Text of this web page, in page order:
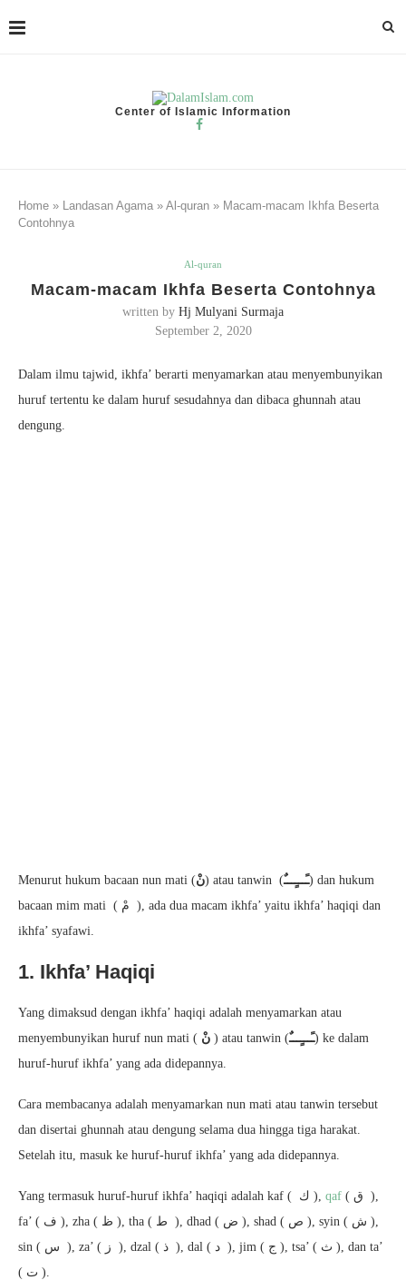
Center of Islamic Information
Home » Landasan Agama » Al-quran » Macam-macam Ikhfa Beserta
Contohnya
Al-quran
Macam-macam Ikhfa Beserta Contohnya
written by Hj Mulyani Surmaja
September 2, 2020
Dalam ilmu tajwid, ikhfa’ berarti menyamarkan atau menyembunyikan
huruf tertentu ke dalam huruf sesudahnya dan dibaca ghunnah atau
dengung.
Menurut hukum bacaan nun mati (نْ) atau tanwin (ـًـــٍـــٌ) dan hukum
bacaan mim mati ( مْ ), ada dua macam ikhfa’ yaitu ikhfa’ haqiqi dan
ikhfa’ syafawi.
1. Ikhfa’ Haqiqi
Yang dimaksud dengan ikhfa’ haqiqi adalah menyamarkan atau
menyembunyikan huruf nun mati (
) atau tanwin (ـًـــٍـــٌ) ke dalam
huruf-huruf ikhfa’ yang ada didepannya.
Cara membacanya adalah menyamarkan nun mati atau tanwin tersebut
dan disertai ghunnah atau dengung selama dua hingga tiga harakat.
Setelah itu, masuk ke huruf-huruf ikhfa’ yang ada didepannya.
Yang termasuk huruf-huruf ikhfa’ haqiqi adalah kaf ( ك ), qaf ( ق ),
fa’ ( ف ), zha ( ظ ), tha ( ط ), dhad ( ض ), shad ( ص ), syin ( ش ),
sin ( س ), za’ ( ز ), dzal ( ذ ), dal ( د ), jim ( ج ), tsa’ ( ث ), dan ta’
( ت ).